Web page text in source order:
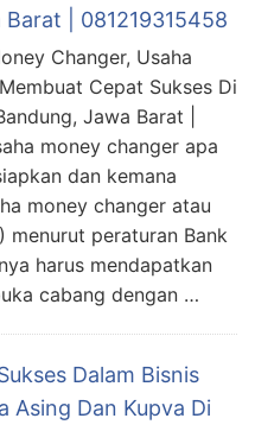
Barat | 081219315458
Changer, Usaha
Cepat Sukses Di
Jawa Barat |
money changer apa
dan kemana
money changer atau
menurut peraturan Bank
harus mendapatkan
cabang dengan …
Dalam Bisnis
Asing Dan Kupva Di